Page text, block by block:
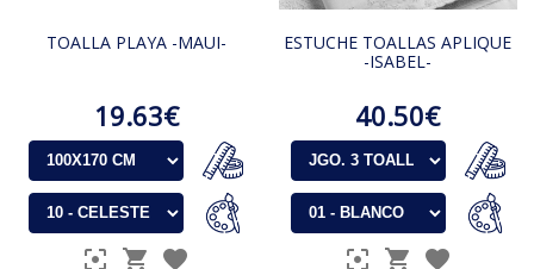
TOALLA PLAYA -MAUI-
19.63€
ESTUCHE TOALLAS APLIQUE
-ISABEL-
40.50€